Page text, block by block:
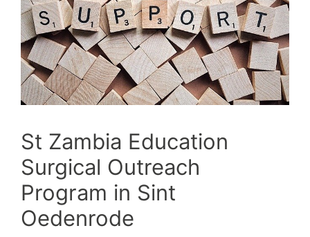
St Zambia Education
Surgical Outreach
Program in Sint
Oedenrode